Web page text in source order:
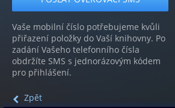
Vaše mobilní číslo potřebujeme kvůli
přiřazení položky do Vaší knihovny. Po
zadání Vašeho telefonního čísla
obdržíte SMS s jednorázovým kódem
pro přihlášení.
Zpět